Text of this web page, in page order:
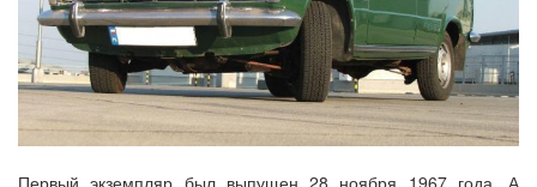
Первый экземпляр был выпущен 28 ноября 1967 года. А